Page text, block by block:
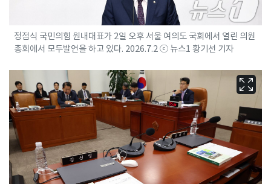
정점식 국민의힘 원내대표가 2일 오후 서울 여의도 국회에서 열린 의원
총회에서 모두발언을 하고 있다. 2026.7.2 ⓒ 뉴스1 황기선 기자